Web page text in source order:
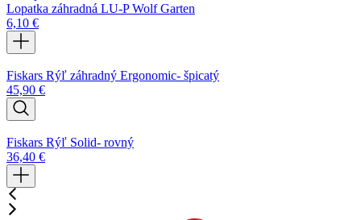
Lopatka záhradná LU-P Wolf Garten
6,10 €
Fiskars Rýľ záhradný Ergonomic- špicatý
45,90 €
Fiskars Rýľ Solid- rovný
36,40 €